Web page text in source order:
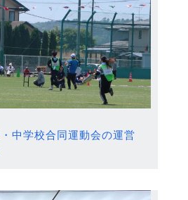
中学校合同運動会の運営